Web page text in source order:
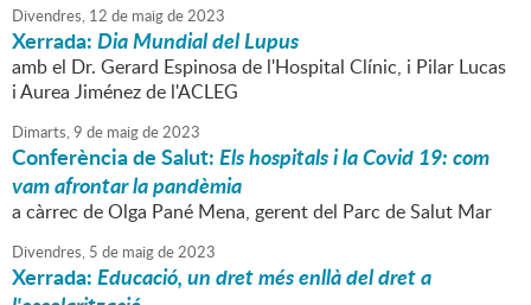
Divendres, 12 de maigde2023
Xerrada:Dia Mundial del Lupus
amb el Dr. Gerard Espinosa de l'Hospital Clínic, i Pilar Lucas
i Aurea Jiménez de l'ACLEG
Dimarts,9 de maigde2023
Conferència de Salut:Els hospitals i la Covid 19: com
vam afrontar la pandèmia
a càrrec de Olga Pané Mena, gerent del Parc de Salut Mar
Divendres, 5 de maigde2023
Xerrada:Educació, un dret més enllà del dret a